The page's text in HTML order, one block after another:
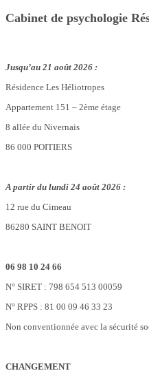
Cabinet de psychologie
Jusqu’au 21 août 2026 :
Résidence Les Héliotropes
Appartement 151 – 2ème étage
8 allée du Nivernais
86 000 POITIERS
A partir du lundi 24 août 2026 :
12 rue du Cimeau
86280 SAINT BENOIT
06 98 10 24 66
N° SIRET : 798 654 513 00059
N° RPPS : 81 00 09 46 33 23
Non conventionnée avec la sécurité
CHANGEMENT